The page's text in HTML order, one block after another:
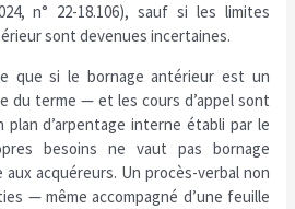
n° 22-18.106), sauf si les limites
sont devenues incertaines.
que si le bornage antérieur est un
du terme — et les cours d’appel sont
d’arpentage interne établi par le
besoins ne vaut pas bornage
acquéreurs. Un procès-verbal non
— même accompagné d’une feuille